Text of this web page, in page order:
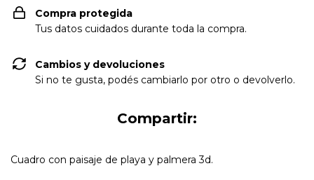
Compra protegida
Tus datos cuidados durante toda la compra.
Cambios y devoluciones
Si no te gusta, podés cambiarlo por otro o devolverlo.
Compartir:
Cuadro con paisaje de playa y palmera 3d.